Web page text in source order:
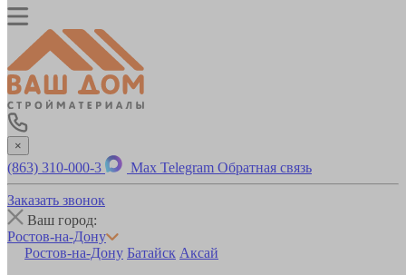
×
(863) 310-000-3 Max Telegram Обратная связь
Заказать звонок
Ваш город:
Ростов-на-Дону
Ростов-на-Дону Батайск Аксай